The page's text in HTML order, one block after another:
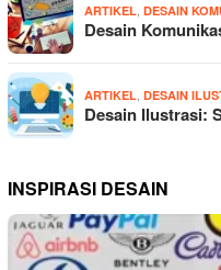
ARTIKEL DESAIN
Desain
ARTIKEL DESAIN
Desain Ilustrasi:
INSPIRASI DESAIN